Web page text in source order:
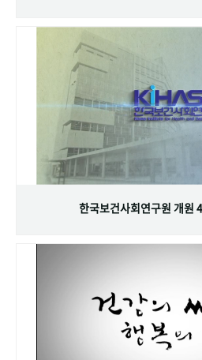
VR 역사관
한국보건사회연구원 개원